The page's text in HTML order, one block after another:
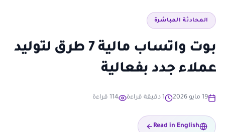
المحادثة المباشرة
بوت واتساب مالية 7 طرق لتوليد
عملاء جدد بفعالية
19 مايو 2026 1 دقيقة قراءة 114 قراءة
Read in English